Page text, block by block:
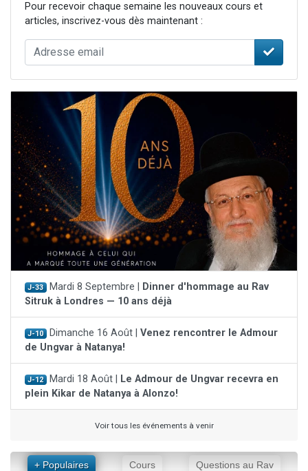
Pour recevoir chaque semaine les nouveaux cours et
articles, inscrivez-vous dès maintenant :
J-33 Mardi 8 Septembre |
Dinner d'hommage au Rav
Sitruk à Londres — 10 ans déjà
J-10 Dimanche 16 Août | Venez rencontrer le Admour
de Ungvar à Natanya!
J-12 Mardi 18 Août |
Le Admour de Ungvar recevra en
plein Kikar de Natanya à Alonzo!
Voir tous les événements à venir
+ Populaires Cours Questions au Rav